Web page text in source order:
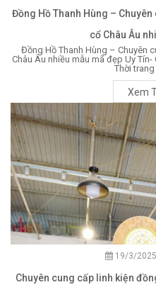
Đồng Hồ Thanh Hùng –
cổ Châu Âu
Đồng Hồ Thanh Hùng – Chuyên
Châu Âu nhiều mẫu mã đẹp Uy
Thời trang
Xem
19/3/2025
Chuyên cung cấp linh kiện